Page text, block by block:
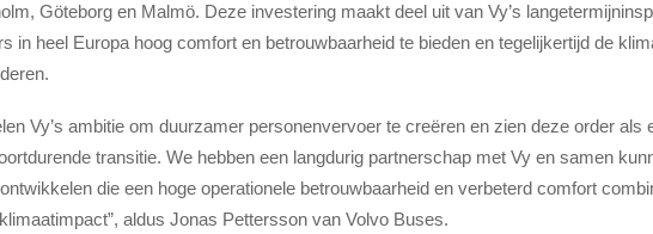
Göteborg en Malmö. Deze investering maakt deel uit van Vy’s
in heel Europa hoog comfort en betrouwbaarheid te bieden en tegelijkertijd de
Vy’s ambitie om duurzamer personenvervoer te creëren en zien deze order als
transitie. We hebben een langdurig partnerschap met Vy en samen
die een hoge operationele betrouwbaarheid en verbeterd comfort
aldus Jonas Pettersson van Volvo Buses.